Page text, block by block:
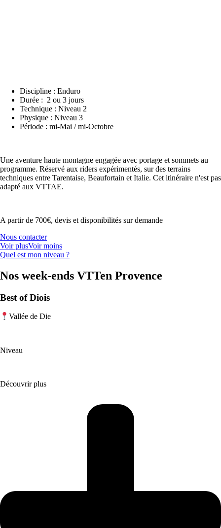
Discipline : Enduro
Durée : 2 ou 3 jours
Technique : Niveau 2
Physique : Niveau 3
Période : mi-Mai / mi-Octobre
Une aventure haute montagne engagée avec portage et sommets au
programme. Réservé aux riders expérimentés, sur des terrains
techniques entre Tarentaise, Beaufortain et Italie. Cet itinéraire n'est pas
adapté aux VTTAE.
A partir de 700€, devis et disponibilités sur demande
Nous contacter
Voir plusVoir moins
Quel est mon niveau ?
Nos week-ends VTTen Provence
Best of Diois
Vallée de Die
Niveau
Découvrir plus